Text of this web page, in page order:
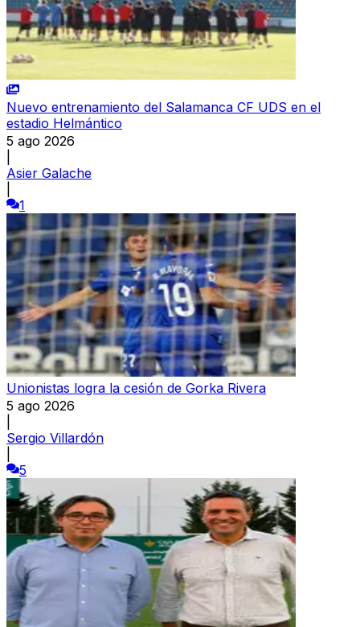
Nuevo entrenamiento del Salamanca CF UDS en el
estadio Helmántico
5 ago 2026
Asier Galache
1
Unionistas logra la cesión de Gorka Rivera
5 ago 2026
Sergio Villardón
5